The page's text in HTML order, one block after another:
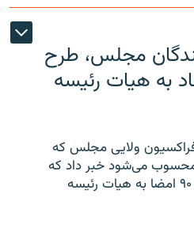
مجلس، طرح
به هیات رئیسه
ولایی مجلس که
محسوب می‌شود خبر داد که
طرح استیضاح وزیر اقتصاد با ۹۰ امضا به هیات رئیسه